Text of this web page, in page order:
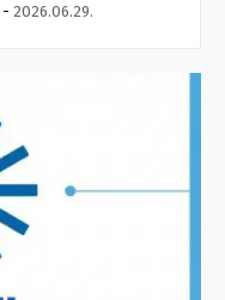
- 2026.06.29.